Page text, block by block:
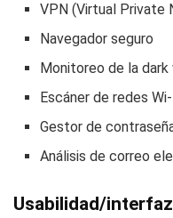
VPN (Virtual Private
Navegador seguro
Monitoreo de la dark
Escáner de redes
Gestor de
Análisis de correo
Usabilidad/